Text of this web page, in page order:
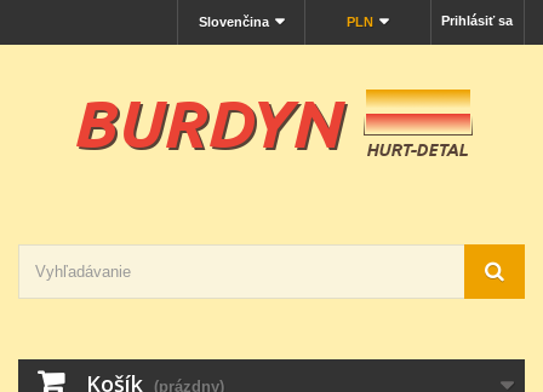
Prihlásiť sa
PLN
Slovenčina
Košík (prázdny)